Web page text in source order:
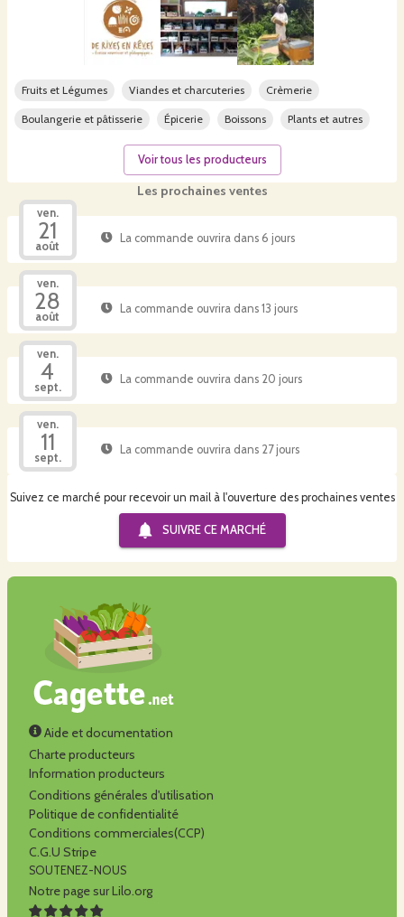
Les prochaines ventes
ven.
21
août
La commande ouvrira dans 6 jours
ven.
28
août
La commande ouvrira dans 13 jours
ven.
4
sept.
La commande ouvrira dans 20 jours
ven.
11
sept.
La commande ouvrira dans 27 jours
Suivez ce marché pour recevoir un mail à l'ouverture des prochaines ventes
SUIVRE CE MARCHÉ
Fruits et Légumes Viandes et charcuteries Crèmerie
Boulangerie et pâtisserie Épicerie Boissons Plants et autres
Voir tous les producteurs
Aide et documentation
Charte producteurs
Information producteurs
Conditions générales d'utilisation
Politique de confidentialité
Conditions commerciales(CCP)
C.G.U Stripe
SOUTENEZ-NOUS
Notre page sur Lilo.org